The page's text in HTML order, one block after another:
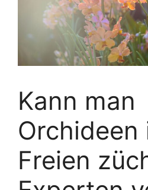
Kann man
Orchideen
Freien